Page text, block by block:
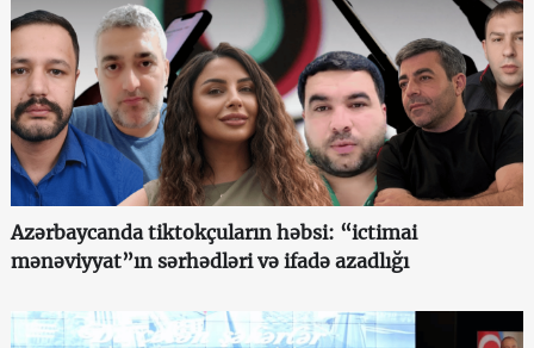
Azərbaycanda tiktokçuların həbsi: “ictimai
mənəviyyat”ın sərhədləri və ifadə azadlığı